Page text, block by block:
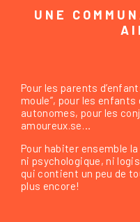
UNE
Pour les parents
moule”, pour les
autonomes, pour les
amoureux.se…
Pour habiter ensemble
ni psychologique, ni
qui contient un peu de
plus encore!